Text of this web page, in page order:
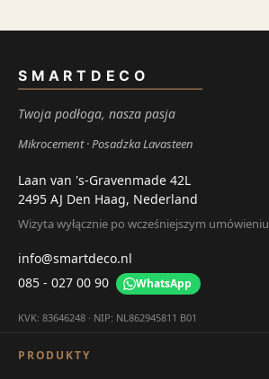
SMARTDECO
Twoja podłoga, nasza pasja
Mikrocement Posadzka Lavasteen
Laan van 's-Gravenmade 42L
2495 AJ Den Haag, Nederland
Wizyta wyłącznie po wcześniejszym umówieniu
info@smartdeco.nl
085 - 027 00 90
WhatsApp
KVK: 83646248 · NIP: NL862945811 B01
PRODUKTY